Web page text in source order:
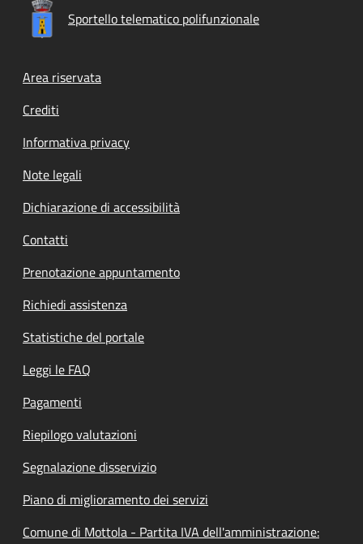
Sportello telematico polifunzionale
Footer menu
Area riservata
Crediti
Informativa privacy
Note legali
Dichiarazione di accessibilità
Contatti
Prenotazione appuntamento
Richiedi assistenza
Statistiche del portale
Leggi le FAQ
Pagamenti
Riepilogo valutazioni
Segnalazione disservizio
Piano di miglioramento dei servizi
Comune di Mottola - Partita IVA dell'amministrazione: